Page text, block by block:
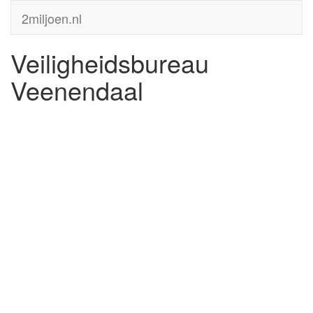
2miljoen.nl
Veiligheidsbureau
Veenendaal